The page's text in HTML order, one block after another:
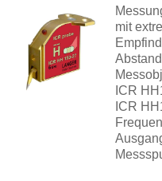
mit
ICR
ICR